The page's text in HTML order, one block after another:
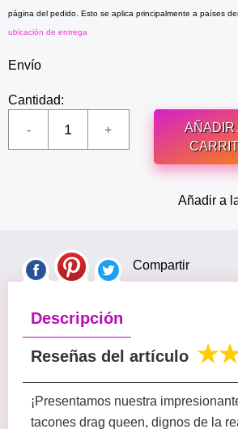
página del pedido. Esto se aplica principalmente a países
ubicación de entrega
Envío
Cantidad:
AÑADIR
Añadir a
Compartir
Descripción
Reseñas del artículo
¡Presentamos nuestra
tacones drag queen, dignos de la